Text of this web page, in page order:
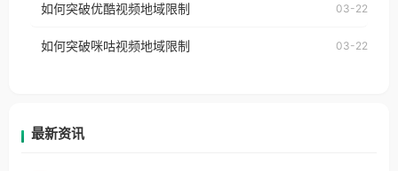
权限制所困扰。
制问题，且仅能在中国大陆地区播放。 遇到这个问题
户收听网易云音乐地区版权限制」的问题，无论人在
如何突破优酷视频地域限制 03-22
如何突破咪咕视频地域限制 03-22
最新资讯